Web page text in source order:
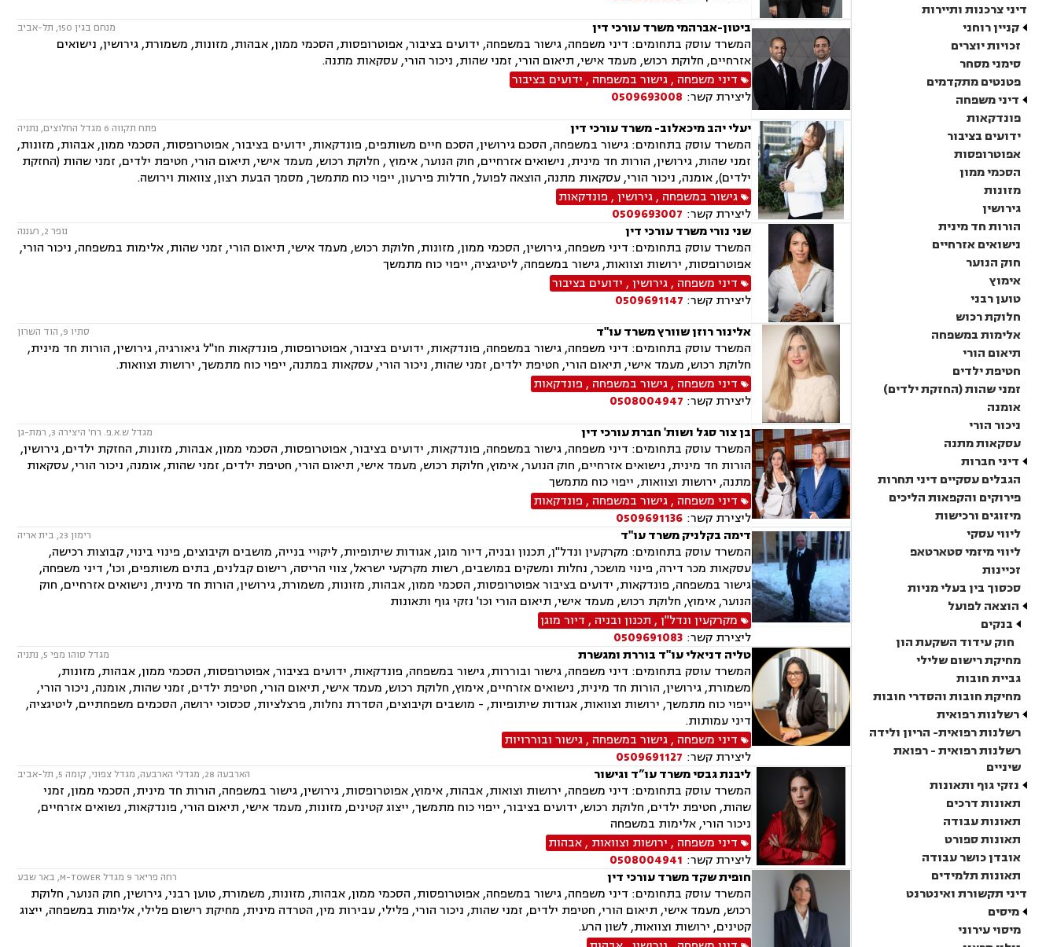
דיני צרכנות ותיירות
קניין רוחני
זכויות יוצרים
סימני מסחר
פטנטים מתקדמים
דיני משפחה
פונדקאות
ידועים בציבור
אפוטרופסות
הסכמי ממון
מזונות
גירושין
הורות חד מינית
נישואים אזרחיים
חוק הנוער
אימוץ
טוען רבני
חלוקת רכוש
אלימות במשפחה
תיאום הורי
חטיפת ילדים
זמני שהות (החזקת ילדים)
אומנה
ניכור הורי
עסקאות מתנה
דיני חברות
הגבלים עסקיים דיני תחרות
פירוקים והקפאות הליכים
מיזוגים ורכישות
ליווי עסקי
ליווי מיזמי סטארטאפ
זכיינות
סכסוך בין בעלי מניות
הוצאה לפועל
בנקים
חוק עידוד השקעת הון
מחיקת רישום שלילי
גביית חובות
מחיקת חובות והסדרי חובות
רשלנות רפואית
רשלנות רפואית- הריון ולידה
רשלנות רפואית - רפואת
שיניים
נזקי גוף ותאונות
תאונות דרכים
תאונות עבודה
תאונות ספורט
אובדן כושר עבודה
תאונות תלמידים
דיני תקשורת ואינטרנט
מיסים
מיסוי עירוני
ביטון-אברהמי משרד עורכי דין
מנחם בגין 150, תל-אביב
המשרד עוסק בתחומים: דיני משפחה, גישור במשפחה, ידועים בציבור, אפוטרופסות, הסכמי ממון, אבהות, מזונות, משמורת, גירושין, נישואים
אזרחיים, חלוקת רכוש, מעמד אישי, תיאום הורי, זמני שהות, ניכור הורי, עסקאות מתנה.
דיני משפחה ,גישור במשפחה , ידועים בציבור
ליצירת קשר: 0509693008
יעלי יהב מיכאלוב- משרד עורכי דין
פתח תקווה 6 מגדל החלוצים, נתניה
המשרד עוסק בתחומים: גישור במשפחה, הסכם גירושין, הסכם חיים משותפים, פונדקאות, ידועים בציבור, אפוטרופסות, הסכמי ממון, אבהות, מזונות,
זמני שהות, גירושין, הורות חד מינית, נישואים אזרחיים, חוק הנוער, אימוץ , חלוקת רכוש, מעמד אישי, תיאום הורי, חטיפת ילדים, זמני שהות (החזקת
ילדים), אומנה, ניכור הורי, עסקאות מתנה, הוצאה לפועל, חדלות פירעון, ייפוי כוח מתמשך, מסמך הבעת רצון, צוואות וירושה.
גישור במשפחה ,גירושין, פונדקאות
ליצירת קשר: 0509693007
שני נורי משרד עורכי דין
נופר 2, רעננה
המשרד עוסק בתחומים: דיני משפחה, גירושין, הסכמי ממון, מזונות, חלוקת רכוש, מעמד אישי, תיאום הורי, זמני שהות, אלימות במשפחה, ניכור הורי,
אפוטרופסות, ירושות וצוואות, גישור במשפחה, ליטיגציה, ייפוי כוח מתמשך
דיני משפחה ,גירושין, ידועים בציבור
ליצירת קשר: 0509691147
אלינור רוזן שוורץ משרד עו"ד
סתיו 9, הוד השרון
המשרד עוסק בתחומים: דיני משפחה, גישור במשפחה, פונדקאות, ידועים בציבור, אפוטרופסות, פונדקאות חו"ל גיאורגיה, גירושין, הורות חד מינית,
חלוקת רכוש, מעמד אישי, תיאום הורי, חטיפת ילדים, זמני שהות, ניכור הורי, עסקאות במתנה, ייפוי כוח מתמשך, ירושות וצוואות.
דיני משפחה ,גישור במשפחה , פונדקאות
ליצירת קשר: 0508004947
בן צור סגל ושות' חברת עורכי דין
מגדל ש.א.פ. רח' היצירה 3, רמת-גן
המשרד עוסק בתחומים: דיני משפחה, גישור במשפחה, פונדקאות, ידועים בציבור, אפוטרופסות, הסכמי ממון, אבהות, מזונות, החזקת ילדים, גירושין,
הורות חד מינית, נישואים אזרחיים, חוק הנוער, אימוץ, חלוקת רכוש, מעמד אישי, תיאום הורי, חטיפת ילדים, זמני שהות, אומנה, ניכור הורי, עסקאות
מתנה, ירושות וצוואות, ייפוי כוח מתמשך
דיני משפחה ,גישור במשפחה , פונדקאות
ליצירת קשר: 0509691136
דימה בקלניק משרד עו"ד
רימון 23, בית אריה
המשרד עוסק בתחומים: מקרקעין ונדל"ן, תכנון ובניה, דיור מוגן, אגודות שיתופיות, ליקויי בנייה, מושבים וקיבוצים, פינוי בינוי, קבוצות רכישה,
עסקאות מכר דירה, פינוי מושכר, נחלות ומשקים במושבים, רשות מקרקעי ישראל, צווי הריסה, רישום קבלנים, בתים משותפים, וכו', דיני משפחה,
גישור במשפחה, פונדקאות, ידועים בציבור אפוטרופסות, הסכמי ממון, אבהות, מזונות, משמורת, גירושין, הורות חד מינית, נישואים אזרחיים, חוק
הנוער, אימוץ, חלוקת רכוש, מעמד אישי, תיאום הורי וכו' נזקי גוף ותאונות
מקרקעין ונדל"ן, תכנון ובניה , דיור מוגן
ליצירת קשר: 0509691083
טליה דניאלי עו"ד בוררת ומגשרת
מגדל סוהו מפי 5, נתניה
המשרד עוסק בתחומים: דיני משפחה, גישור ובוררות, גישור במשפחה, פונדקאות, ידועים בציבור, אפוטרופסות, הסכמי ממון, אבהות, מזונות,
משמורת, גירושין, הורות חד מינית, נישואים אזרחיים, אימוץ, חלוקת רכוש, מעמד אישי, תיאום הורי, חטיפת ילדים, זמני שהות, אומנה, ניכור הורי,
ייפוי כוח מתמשך, ירושות וצוואות, אגודות שיתופיות, - מושבים וקיבוצים, הסדרת נחלות, פרצלציות, סכסוכי ירושה, הסכמים משפחתיים, ליטיגציה,
דיני עמותות.
דיני משפחה ,גישור במשפחה ,גישור ובוררויות
ליצירת קשר: 0509691127
ליבנת גבסי משרד עו”ד וגישור
הארבעה 28, מגדלי הארבעה, מגדל צפוני, קומה 5, תל-אביב
המשרד עוסק בתחומים: דיני משפחה, ירושות וצואות, אבהות, אימוץ, אפוטרופסות, גירושין, גישור במשפחה, הורות חד מינית, הסכמי ממון, זמני
שהות, חטיפת ילדים, חלוקת רכוש, ידועים בציבור, ייפוי כוח מתמשך, ייצוג קטינים, מזונות, מעמד אישי, תיאום הורי, פונדקאות, נשואים אזרחיים,
ניכור הורי, אלימות במשפחה
דיני משפחה , ירושות וצוואות ,אבהות
ליצירת קשר: 0508004941
חופית שקד משרד עורכי דין
רחה פריאר 9 מגדל M-TOWER, באר שבע
המשרד עוסק בתחומים: דיני משפחה, גישור במשפחה, אפוטרופסות, הסכמי ממון, אבהות, מזונות, משמורת, טוען רבני, גירושין, חוק הנוער, חלוקת
רכוש, מעמד אישי, תיאום הורי, חטיפת ילדים, זמני שהות, ניכור הורי, פלילי, עבירות מין, הטרדה מינית, מחיקת רישום פלילי, אלימות במשפחה, ייצוג
קטינים, ירושות וצוואות, לשון הרע.